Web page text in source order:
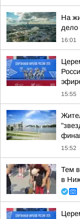
На
дело
16:01
15:55
15:52
Тем
в